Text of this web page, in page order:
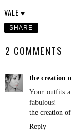
VALE ♥
SHARE
2 COMMENTS
the creation
Your outfits
fabulous!
the creation
Reply